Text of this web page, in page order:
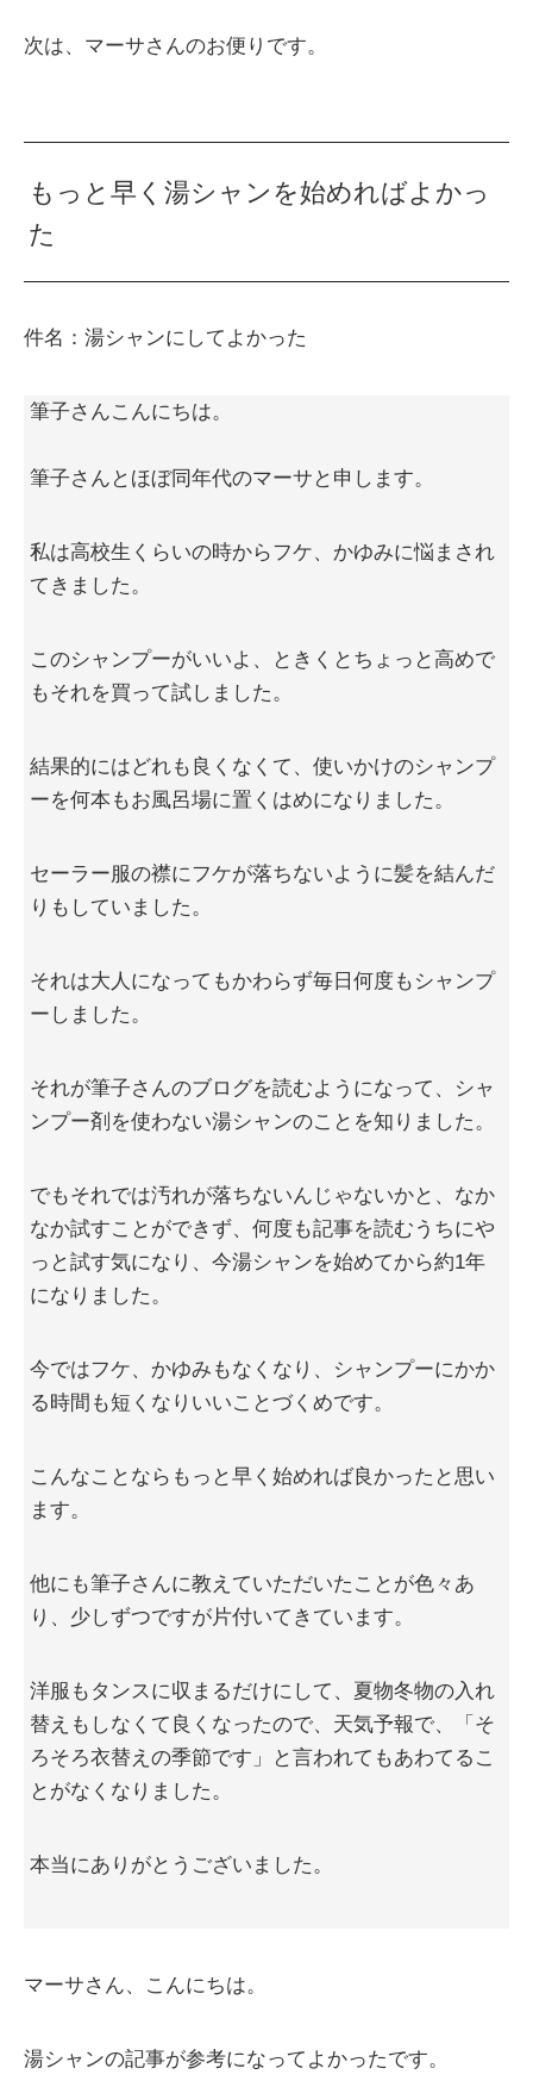
次は、マーサさんのお便りです。
もっと早く湯シャンを始めればよかっ
た
件名：湯シャンにしてよかった
筆子さんこんにちは。
筆子さんとほぼ同年代のマーサと申します。
私は高校生くらいの時からフケ、かゆみに悩まされ
てきました。
このシャンプーがいいよ、ときくとちょっと高めで
もそれを買って試しました。
結果的にはどれも良くなくて、使いかけのシャンプ
ーを何本もお風呂場に置くはめになりました。
セーラー服の襟にフケが落ちないように髪を結んだ
りもしていました。
それは大人になってもかわらず毎日何度もシャンプ
ーしました。
それが筆子さんのブログを読むようになって、シャ
ンプー剤を使わない湯シャンのことを知りました。
でもそれでは汚れが落ちないんじゃないかと、なか
なか試すことができず、何度も記事を読むうちにや
っと試す気になり、今湯シャンを始めてから約1年
になりました。
今ではフケ、かゆみもなくなり、シャンプーにかか
る時間も短くなりいいことづくめです。
こんなことならもっと早く始めれば良かったと思い
ます。
他にも筆子さんに教えていただいたことが色々あ
り、少しずつですが片付いてきています。
洋服もタンスに収まるだけにして、夏物冬物の入れ
替えもしなくて良くなったので、天気予報で、「そ
ろそろ衣替えの季節です」と言われてもあわてるこ
とがなくなりました。
本当にありがとうございました。
マーサさん、こんにちは。
湯シャンの記事が参考になってよかったです。